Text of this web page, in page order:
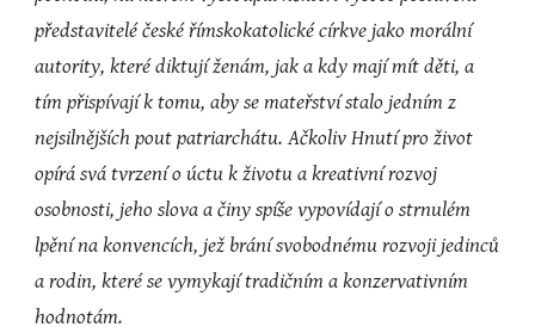
představitelé české římskokatolické církve jako morální
autority, které diktují ženám, jak a kdy mají mít děti, a
tím přispívají k tomu, aby se mateřství stalo jedním z
nejsilnějších pout patriarchátu. Ačkoliv Hnutí pro život
opírá svá tvrzení o úctu k životu a kreativní rozvoj
osobnosti, jeho slova a činy spíše vypovídají o strnulém
lpění na konvencích, jež brání svobodnému rozvoji jedinců
a rodin, které se vymykají tradičním a konzervativním
hodnotám.